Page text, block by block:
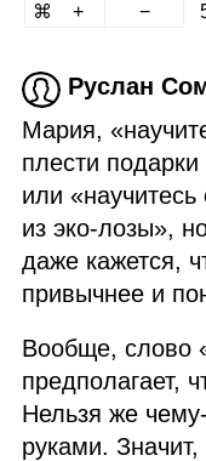
Руслан
Мария,
плести подарки
или
из эко‑лозы»,
даже кажется,
привычнее и
Вообще, слово
предполагает,
Нельзя же
руками.